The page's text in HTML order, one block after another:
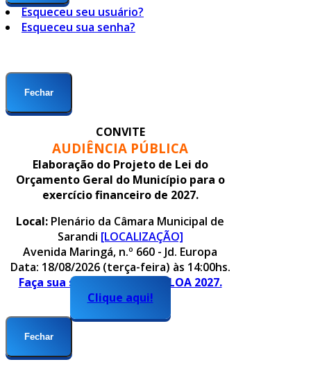
Esqueceu seu usuário?
Esqueceu sua senha?
Fechar
CONVITE
AUDIÊNCIA PÚBLICA
Elaboração do Projeto de Lei do
Orçamento Geral do Município para o
exercício financeiro de 2027.
Local: Plenário da Câmara Municipal de
Sarandi [LOCALIZAÇÃO]
Avenida Maringá, n.º 660 - Jd. Europa
Data: 18/08/2026 (terça-feira) às 14:00hs.
Faça sua sugestão para o PLOA 2027.
Clique aqui!
Fechar